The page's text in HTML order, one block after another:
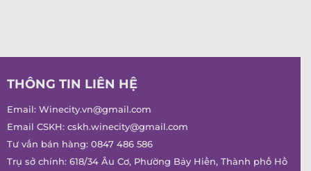
THÔNG TIN LIÊN HỆ
Email: Winecity.vn@gmail.com
Email CSKH: cskh.winecity@gmail.com
Tư vấn bán hàng: 0847 486 586
Trụ sở chính: 618/34 Âu Cơ, Phường Bảy Hiền, Thành phố Hồ